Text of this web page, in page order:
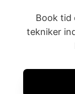
Book tid
tekniker